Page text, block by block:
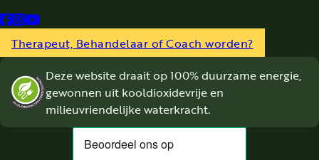
Follow us on Facebook
Follow us on Instagram
Follow us on YouTube
Therapeut, Behandelaar of Coach worden?
Deze website draait op 100% duurzame energie,
gewonnen uit kooldioxidevrije en
milieuvriendelijke waterkracht.